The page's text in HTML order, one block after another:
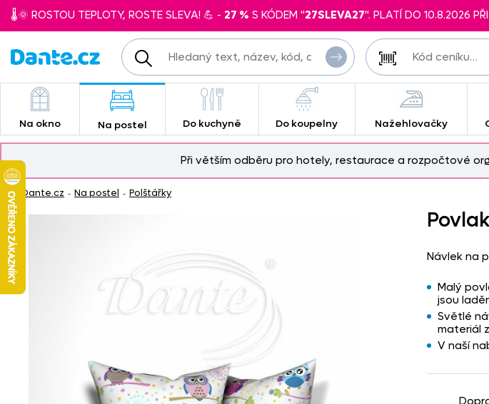
🌡️🌞 ROSTOU TEPLOTY, ROSTE SLEVA! 💪 - 27 % S KÓDEM "27SLEVA27". PLATÍ DO 10.8.2026
Na okno Na postel Do kuchyně Do koupelny Nažehlovačky
Při větším odběru pro hotely, restaurace a rozpočtové
Dante.cz - Na postel - Polštářky
Návlek na
Malý
jsou
Světlé
materiál
V naší